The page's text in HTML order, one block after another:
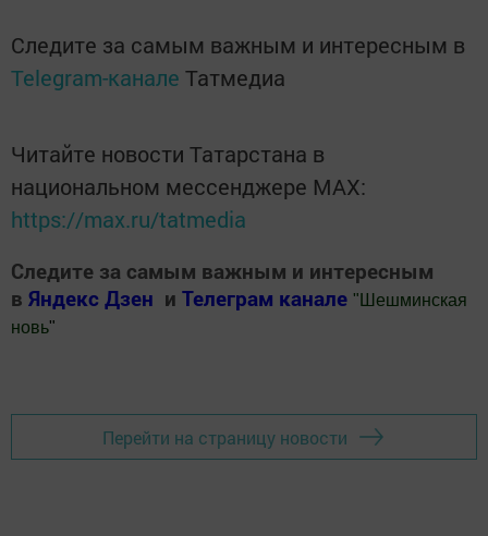
Следите за самым важным и интересным в
Telegram-канале Татмедиа
Читайте новости Татарстана в
национальном мессенджере MАХ:
https://max.ru/tatmedia
Следите за самым важным и интересным
в Яндекс Дзен и Телеграм канале " Шешминская
новь"
Перейти на страницу новости